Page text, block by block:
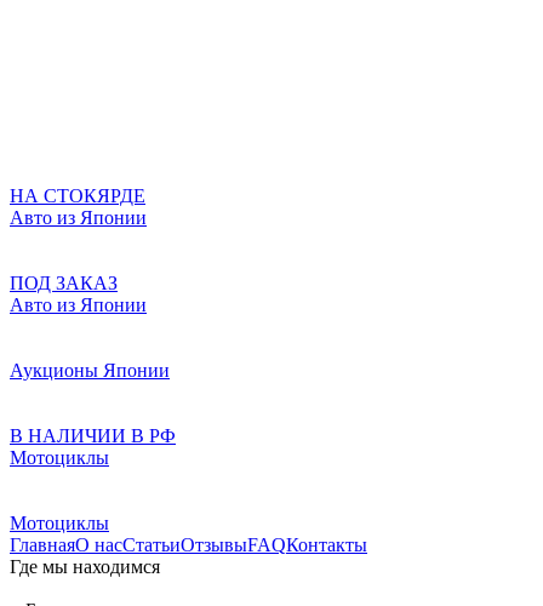
НА СТОКЯРДЕ
Авто из Японии
ПОД ЗАКАЗ
Авто из Японии
Аукционы Японии
В НАЛИЧИИ В РФ
Мотоциклы
Мотоциклы
ГлавнаяО насСтатьиОтзывыFAQКонтакты
Где мы находимся